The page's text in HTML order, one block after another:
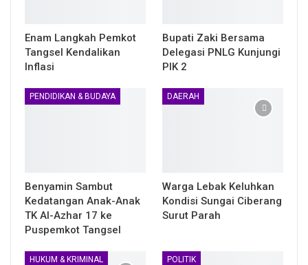
Enam Langkah Pemkot
Tangsel Kendalikan
Inflasi
Bupati Zaki Bersama
Delegasi PNLG Kunjungi
PIK 2
PENDIDIKAN & BUDAYA
Benyamin Sambut
Kedatangan Anak-Anak
TK Al-Azhar 17 ke
Puspemkot Tangsel
DAERAH
Warga Lebak Keluhkan
Kondisi Sungai Ciberang
Surut Parah
HUKUM & KRIMINAL POLITIK